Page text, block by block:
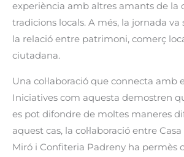
experiència amb altres amants de la
tradicions locals. A més, la jornada
la relació entre patrimoni, comerç
ciutadana.
Una col·laboració que connecta amb
Iniciatives com aquesta demostren
es pot difondre de moltes maneres
aquest cas, la col·laboració entre
Miró i Confiteria Padreny ha permès